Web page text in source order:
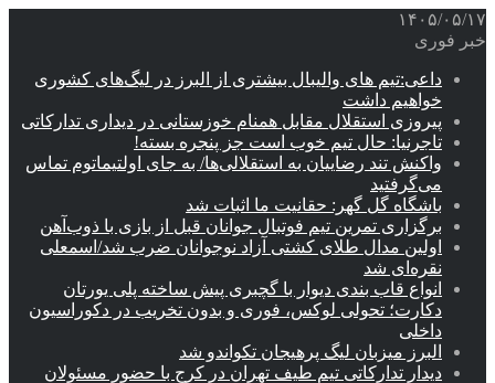
۱۴۰۵/۰۵/۱۷
خبر فوری
داعی:تیم های والیبال بیشتری از البرز در لیگ‌های کشوری
خواهیم داشت
پیروزی استقلال مقابل همنام خوزستانی در دیداری تدارکاتی
تاجرنیا: حال تیم خوب است جز پنجره بسته!
واکنش تند رضاییان به استقلالی‌ها/ به جای اولتیماتوم تماس
می‌گرفتید
باشگاه گل گهر: حقانیت ما اثبات شد
برگزاری تمرین تیم فوتبال جوانان قبل از بازی با ذوب‌آهن
اولین مدال طلای کشتی آزاد نوجوانان ضرب شد/اسمعلی
نقره‌ای شد
انواع قاب بندی دیوار با گچبری پیش ساخته پلی یورتان
دکارت؛ تحولی لوکس، فوری و بدون تخریب در دکوراسیون
داخلی
البرز میزبان لیگ پرهیجان تکواندو شد
دیدار تدارکاتی تیم طیف تهران در کرج با حضور مسئولان